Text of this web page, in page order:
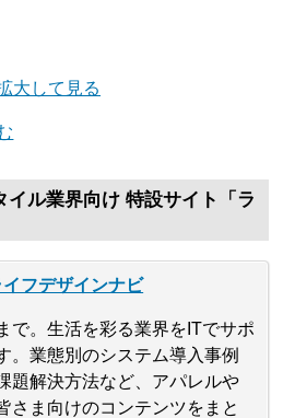
大して見る
イル業界向け 特設サイト「ラ
イフデザインナビ
で。生活を彩る業界をITでサポ
。業態別のシステム導入事例
題解決方法など、アパレルや
さま向けのコンテンツをまと